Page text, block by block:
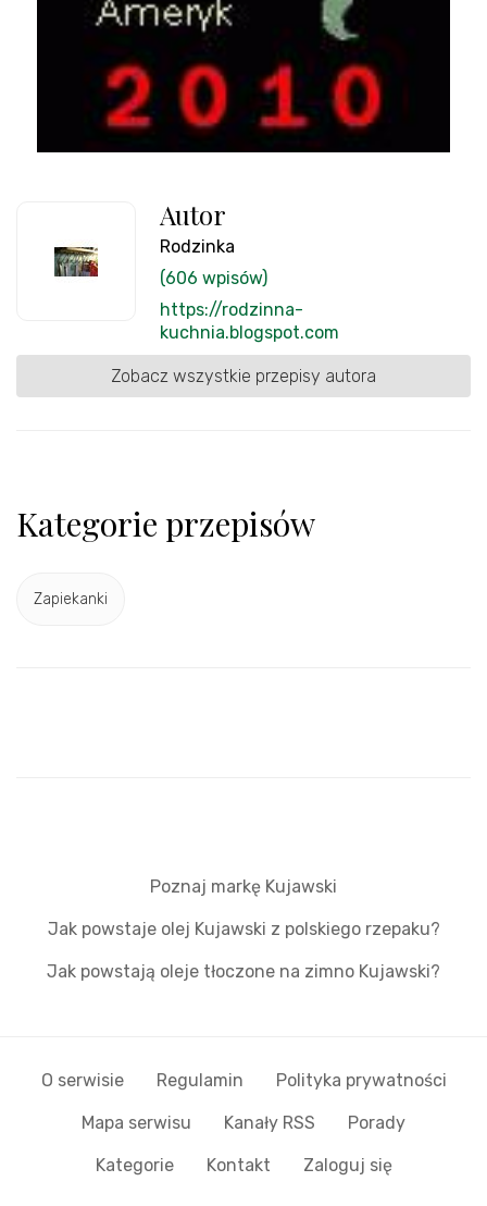
Autor
Rodzinka
(606 wpisów)
https://rodzinna-
kuchnia.blogspot.com
Zobacz wszystkie przepisy autora
Kategorie przepisów
Zapiekanki
Poznaj markę Kujawski
Jak powstaje olej Kujawski z polskiego rzepaku?
Jak powstają oleje tłoczone na zimno Kujawski?
O serwisie Regulamin Polityka prywatności
Mapa serwisu Kanały RSS Porady
Kategorie Kontakt Zaloguj się